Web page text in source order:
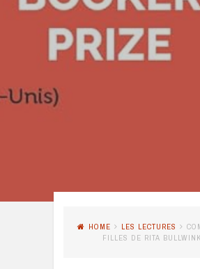
HOME LES LECTURES
FILLES DE RITA